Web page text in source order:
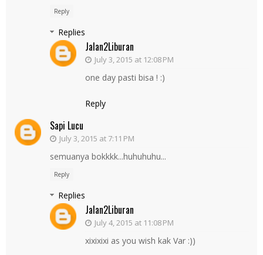
Reply
Replies
Jalan2Liburan
July 3, 2015 at 12:08 PM
one day pasti bisa ! :)
Reply
Sapi Lucu
July 3, 2015 at 7:11 PM
semuanya bokkkk...huhuhuhu...
Reply
Replies
Jalan2Liburan
July 4, 2015 at 11:08 PM
xixixixi as you wish kak Var :))